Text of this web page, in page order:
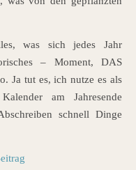
was sich jedes Jahr
– Moment, DAS
Ja tut es, ich nutze es als
am Jahresende
schnell Dinge